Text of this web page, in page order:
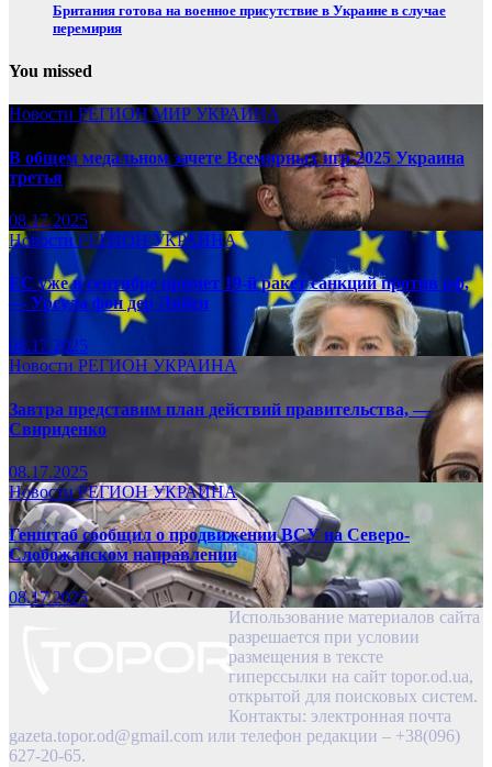
Британия готова на военное присутствие в Украине в случае
перемирия
You missed
Новости РЕГИОНМИР УКРАИНА
В общем медальном зачете Всемирных игр-2025 Украина
третья
08.17.2025
НовостиРЕГИОНУКРАИНА
ЕС уже в сентябре примет 19-й ракет санкций против рф,
— Урсула фон дер Ляйен
08.17.2025
Новости РЕГИОН УКРАИНА
Завтра представим план действий правительства, —
Свириденко
08.17.2025
НовостиРЕГИОНУКРАИНА
Генштаб сообщил о продвижении ВСУ на Северо-
Слобожанском направлении
08.17.2025
Использование материалов сайта
разрешается при условии
размещения в тексте
гиперссылки на сайт topor.od.ua,
открытой для поисковых систем.
Контакты: электронная почта
gazeta.topor.od@gmail.com или телефон редакции – +38(096)
627-20-65.